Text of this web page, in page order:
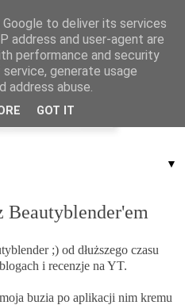
▼
Beautyblender'em
;) od dłuższego czasu
i recenzje na YT.
buzia po aplikacji nim kremu
to deliver its services
address and user-agent are
performance and security
generate usage
abuse.
GOT IT